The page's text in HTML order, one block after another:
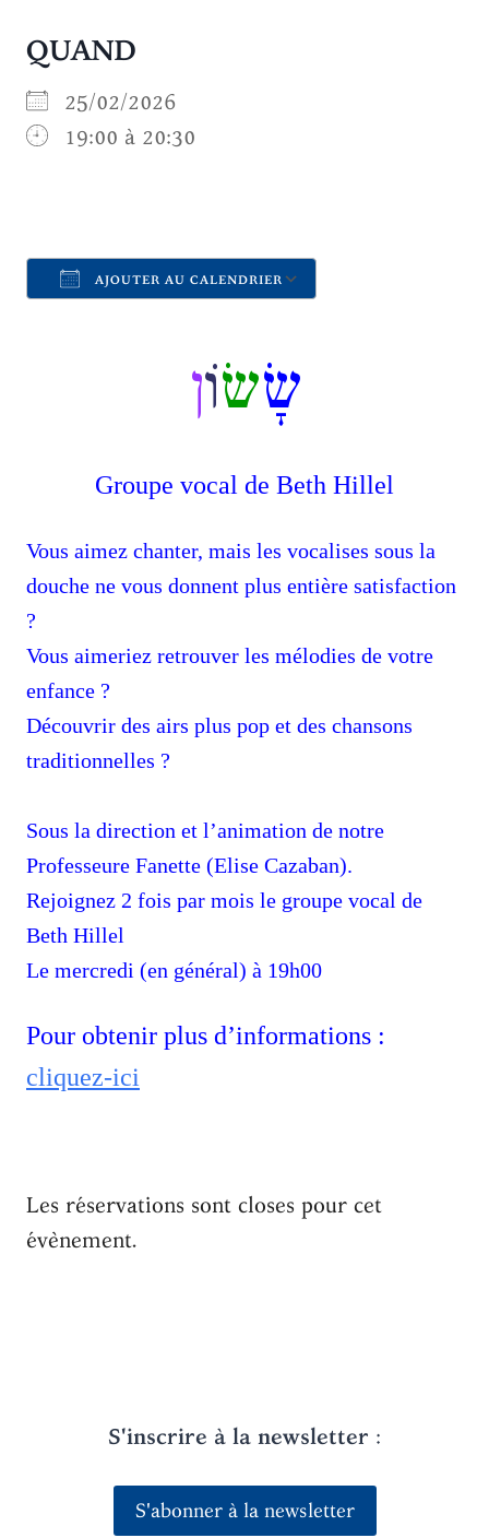
QUAND
25/02/2026
19:00 à 20:30
AJOUTER AU CALENDRIER
שָׂשׂוֹן
Groupe vocal de Beth Hillel
Vous aimez chanter, mais les vocalises sous la
douche ne vous donnent plus entière satisfaction
?
Vous aimeriez retrouver les mélodies de votre
enfance ?
Découvrir des airs plus pop et des chansons
traditionnelles ?
Sous la direction et l’animation de notre
Professeure Fanette (Elise Cazaban).
Rejoignez 2 fois par mois le groupe vocal de
Beth Hillel
Le mercredi (en général) à 19h00
Pour obtenir plus d’informations :
cliquez-ici
Les réservations sont closes pour cet
évènement.
S'inscrire à la newsletter :
S'abonner à la newsletter